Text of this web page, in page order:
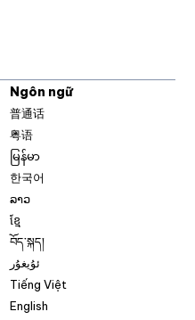
Ngôn ngữ
普通话
粤语
မြန်မာ
한국어
ລາວ
ខ្មែ
བོད་སྐད།
ئۇيغۇر
Tiếng Việt
English